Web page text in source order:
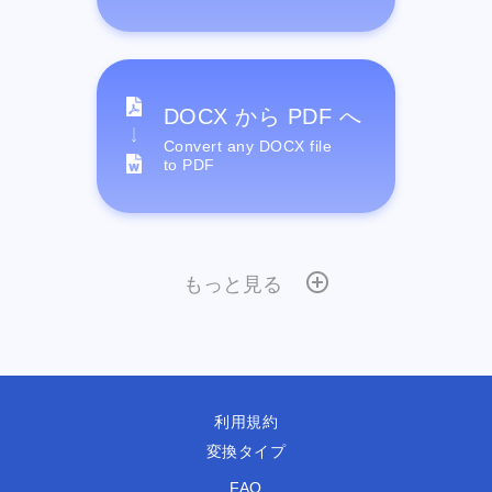
DOCX から PDF へ
Convert any DOCX file
to PDF
もっと見る
利用規約
変換タイプ
FAQ